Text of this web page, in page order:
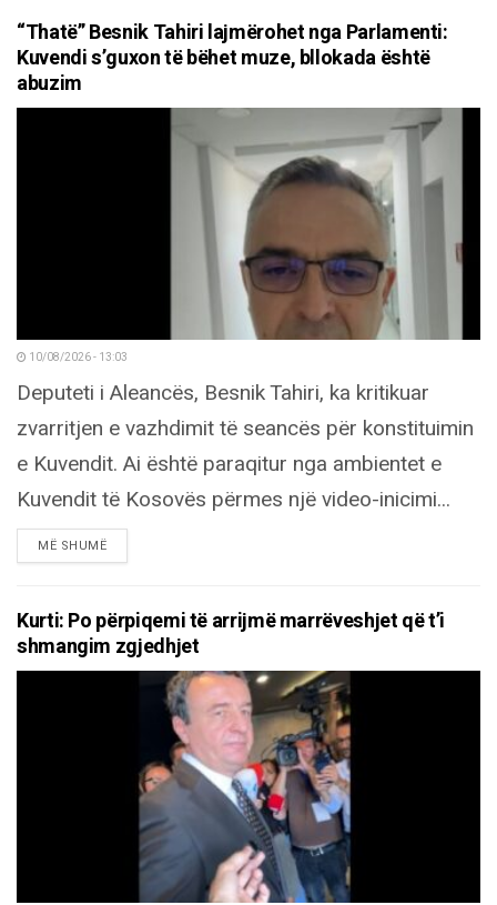
“Thatë” Besnik Tahiri lajmërohet nga Parlamenti:
Kuvendi s’guxon të bëhet muze, bllokada është
abuzim
10/08/2026 - 13:03
Deputeti i Aleancës, Besnik Tahiri, ka kritikuar
zvarritjen e vazhdimit të seancës për konstituimin
e Kuvendit. Ai është paraqitur nga ambientet e
Kuvendit të Kosovës përmes një video-inicimi...
MË SHUMËDETAILS
Kurti: Po përpiqemi të arrijmë marrëveshjet që t’i
shmangim zgjedhjet